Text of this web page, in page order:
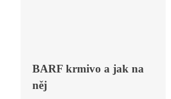
BARF krmivo a jak na
něj